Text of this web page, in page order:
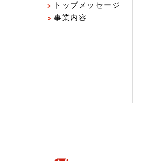
トップメッセージ
事業内容